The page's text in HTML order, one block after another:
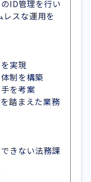
ID管理を行い
スな運用を
実現
制を構築
を考案
踏まえた業務
きない法務課